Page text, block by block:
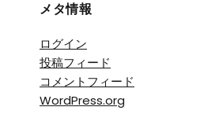
メタ情報
ログイン
投稿フィード
コメントフィード
WordPress.org